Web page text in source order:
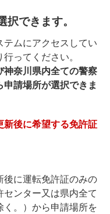
できます。
ムにアクセスしてい
ってください。
奈川県内全ての警察
請場所が選択できま
後に希望する免許証
に運転免許証のみの
ンター又は県内全て
。）から申請場所を